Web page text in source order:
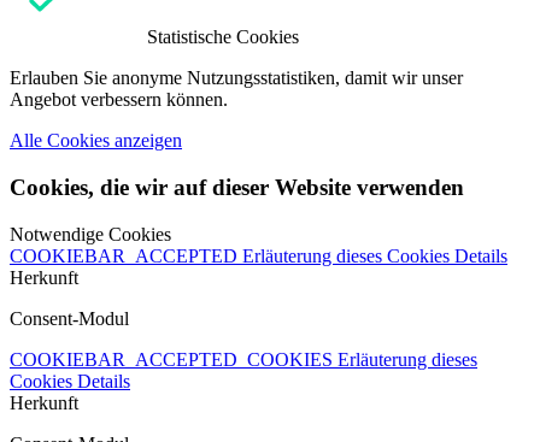
Statistische Cookies
Erlauben Sie anonyme Nutzungsstatistiken, damit wir unser
Angebot verbessern können.
Alle Cookies anzeigen
Cookies, die wir auf dieser Website verwenden
Notwendige Cookies
COOKIEBAR_ACCEPTED Erläuterung dieses Cookies Details
Herkunft
Consent-Modul
COOKIEBAR_ACCEPTED_COOKIES Erläuterung dieses
Cookies Details
Herkunft